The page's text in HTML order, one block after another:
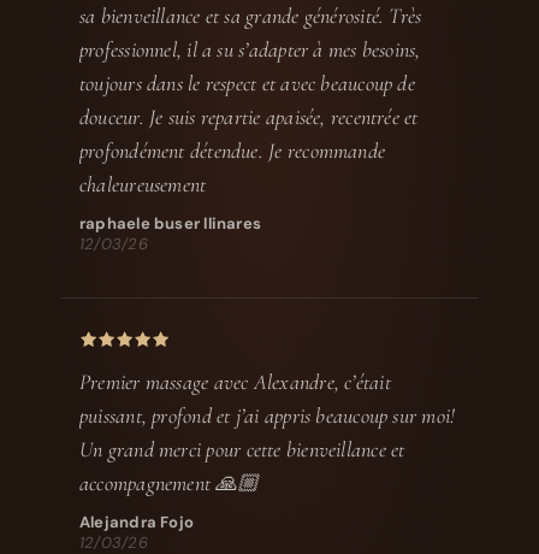
sa bienveillance et sa grande générosité. Très
professionnel, il a su s’adapter à mes besoins,
toujours dans le respect et avec beaucoup de
douceur. Je suis repartie apaisée, recentrée et
profondément détendue. Je recommande
chaleureusement
raphaele buser llinares
12/03/26
Premier massage avec Alexandre, c’était
puissant, profond et j’ai appris beaucoup sur moi!
Un grand merci pour cette bienveillance et
accompagnement 🙏🏼
Alejandra Fojo
12/03/26